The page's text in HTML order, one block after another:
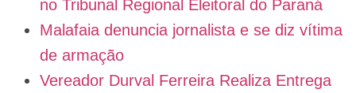
no Tribunal Regional Eleitoral do Paraná
Malafaia denuncia jornalista e se diz vítima
de armação
Vereador Durval Ferreira Realiza Entrega